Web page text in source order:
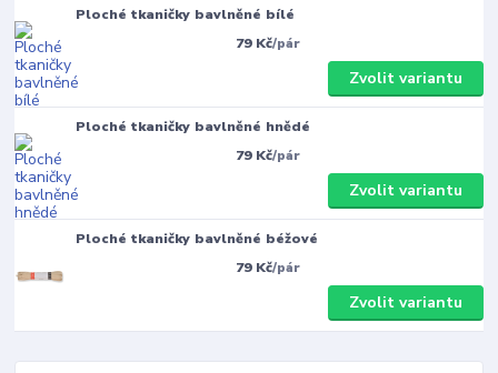
Ploché tkaničky bavlněné bílé
79 Kč/pár
Zvolit variantu
Ploché tkaničky bavlněné hnědé
79 Kč/pár
Zvolit variantu
Ploché tkaničky bavlněné béžové
79 Kč/pár
Zvolit variantu